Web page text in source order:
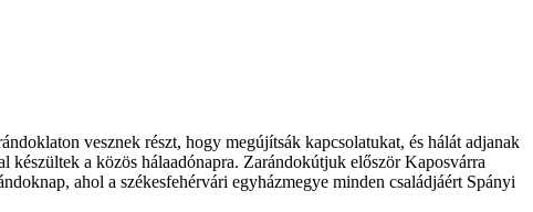
vesznek részt, hogy megújítsák kapcsolatukat, és hálát adjanak
készültek a közös hálaadónapra. Zarándokútjuk először Kaposvárra
ahol a székesfehérvári egyházmegye minden családjáért Spányi